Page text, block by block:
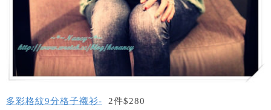
多彩格紋9分格子襯衫- 2件$280